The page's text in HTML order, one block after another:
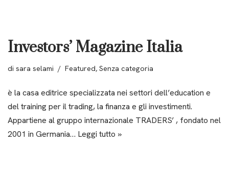
Investors’ Magazine Italia
di sara selami Featured, Senza categoria
è la casa editrice specializzata nei settori dell’education e
del training per il trading, la finanza e gli investimenti.
Appartiene al gruppo internazionale TRADERS’ , fondato nel
2001 in Germania… Leggi tutto »